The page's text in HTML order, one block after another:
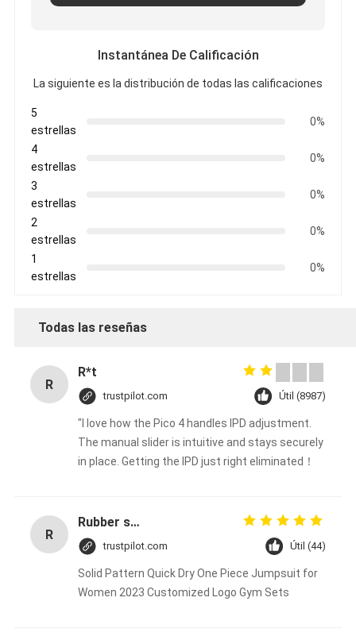
Instantánea De Calificación
La siguiente es la distribución de todas las calificaciones
5
estrellas
0%
4
estrellas
0%
3
estrellas
0%
2
estrellas
0%
1
estrellas
0%
Todas las reseñas
R
R*t
trustpilot.com Útil (8987)
"I love how the Pico 4 handles IPD adjustment.
The manual slider is intuitive and stays securely
in place. Getting the IPD just right eliminated！
R
Rubber solid forklift tires For material handling forklift
trustpilot.com Útil (44)
Solid Pattern Quick Dry One Piece Jumpsuit for
Women 2023 Customized Logo Gym Sets